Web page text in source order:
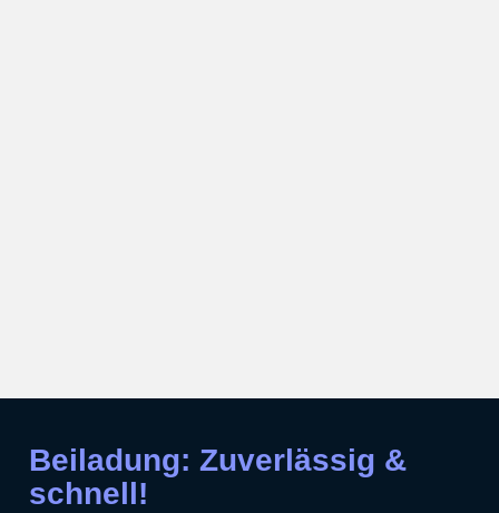
Beiladung: Zuverlässig &
schnell!